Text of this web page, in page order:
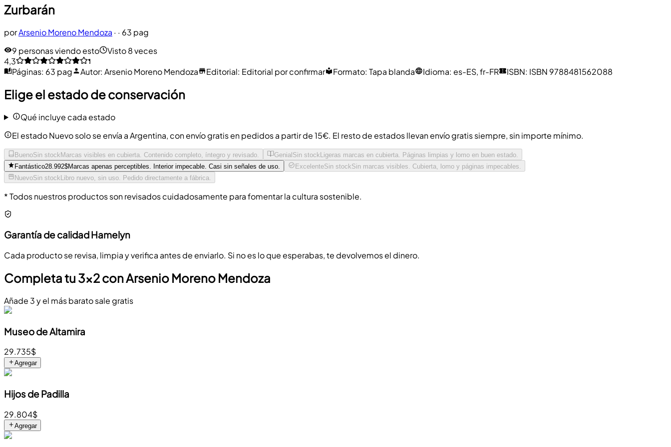
Zurbarán
porArsenio Moreno Mendoza · · 63 pag
9 personas viendo esto
Visto 8 veces
4,3
Páginas: 63 pag Autor: Arsenio Moreno Mendoza Editorial: Editorial por confirmar Formato: Tapa blanda Idioma: es-ES, fr-FR ISBN: ISBN 9788481562088
Elige el estado de conservación
Qué incluye cada estado
El estado Nuevo solo se envía a Argentina, con envío gratis en pedidos a partir de 15€. El resto de estados llevan envío gratis siempre, sin importe mínimo.
BuenoSin stockMarcas visibles en cubierta. Contenido completo, íntegro y revisado. GenialSin stockLigeras marcas en cubierta. Páginas limpias y lomo en buen estado.
Fantástico28.992$Marcas apenas perceptibles. Interior impecable. Casi sin señales de uso. ExcelenteSin stockSin marcas visibles. Cubierta, lomo y páginas impecables.
NuevoSin stockLibro nuevo, sin uso. Pedido directamente a fábrica.
* Todos nuestros productos son revisados cuidadosamente para fomentar la cultura sostenible.
Garantía de calidad Hamelyn
Cada producto se revisa, limpia y verifica antes de enviarlo. Si no es lo que esperabas, te devolvemos el dinero.
Completa tu 3x2 con Arsenio Moreno Mendoza
Añade 3 y el más barato sale gratis
Museo de Altamira
29.735$
Agregar
Hijos de Padilla
29.804$
Agregar